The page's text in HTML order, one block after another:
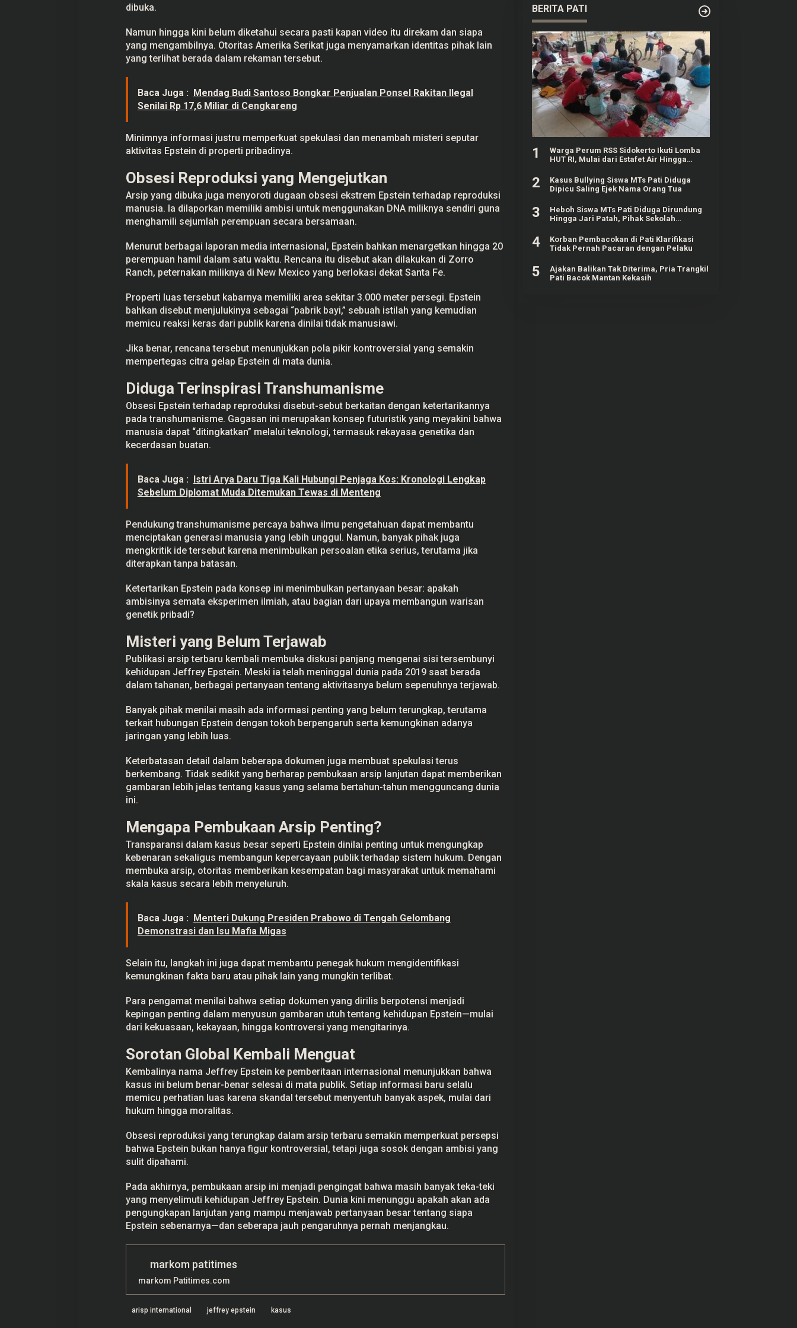
dibuka.
Namun hingga kini belum diketahui secara pasti kapan video itu direkam dan siapa
yang mengambilnya. Otoritas Amerika Serikat juga menyamarkan identitas pihak lain
yang terlihat berada dalam rekaman tersebut.
Baca Juga :
Mendag Budi Santoso Bongkar Penjualan Ponsel Rakitan Ilegal
Senilai Rp 17,6 Miliar di Cengkareng
Minimnya informasi justru memperkuat spekulasi dan menambah misteri seputar
aktivitas Epstein di properti pribadinya.
Obsesi Reproduksi yang Mengejutkan
Arsip yang dibuka juga menyoroti dugaan obsesi ekstrem Epstein terhadap reproduksi
manusia. Ia dilaporkan memiliki ambisi untuk menggunakan DNA miliknya sendiri guna
menghamili sejumlah perempuan secara bersamaan.
Menurut berbagai laporan media internasional, Epstein bahkan menargetkan hingga 20
perempuan hamil dalam satu waktu. Rencana itu disebut akan dilakukan di Zorro
Ranch, peternakan miliknya di New Mexico yang berlokasi dekat Santa Fe.
Properti luas tersebut kabarnya memiliki area sekitar 3.000 meter persegi. Epstein
bahkan disebut menjulukinya sebagai “pabrik bayi,” sebuah istilah yang kemudian
memicu reaksi keras dari publik karena dinilai tidak manusiawi.
Jika benar, rencana tersebut menunjukkan pola pikir kontroversial yang semakin
mempertegas citra gelap Epstein di mata dunia.
Diduga Terinspirasi Transhumanisme
Obsesi Epstein terhadap reproduksi disebut-sebut berkaitan dengan ketertarikannya
pada transhumanisme. Gagasan ini merupakan konsep futuristik yang meyakini bahwa
manusia dapat “ditingkatkan” melalui teknologi, termasuk rekayasa genetika dan
kecerdasan buatan.
Baca Juga :
Istri Arya Daru Tiga Kali Hubungi Penjaga Kos: Kronologi Lengkap
Sebelum Diplomat Muda Ditemukan Tewas di Menteng
Pendukung transhumanisme percaya bahwa ilmu pengetahuan dapat membantu
menciptakan generasi manusia yang lebih unggul. Namun, banyak pihak juga
mengkritik ide tersebut karena menimbulkan persoalan etika serius, terutama jika
diterapkan tanpa batasan.
Ketertarikan Epstein pada konsep ini menimbulkan pertanyaan besar: apakah
ambisinya semata eksperimen ilmiah, atau bagian dari upaya membangun warisan
genetik pribadi?
Misteri yang Belum Terjawab
Publikasi arsip terbaru kembali membuka diskusi panjang mengenai sisi tersembunyi
kehidupan Jeffrey Epstein. Meski ia telah meninggal dunia pada 2019 saat berada
dalam tahanan, berbagai pertanyaan tentang aktivitasnya belum sepenuhnya terjawab.
Banyak pihak menilai masih ada informasi penting yang belum terungkap, terutama
terkait hubungan Epstein dengan tokoh berpengaruh serta kemungkinan adanya
jaringan yang lebih luas.
Keterbatasan detail dalam beberapa dokumen juga membuat spekulasi terus
berkembang. Tidak sedikit yang berharap pembukaan arsip lanjutan dapat memberikan
gambaran lebih jelas tentang kasus yang selama bertahun-tahun mengguncang dunia
ini.
Mengapa Pembukaan Arsip Penting?
Transparansi dalam kasus besar seperti Epstein dinilai penting untuk mengungkap
kebenaran sekaligus membangun kepercayaan publik terhadap sistem hukum. Dengan
membuka arsip, otoritas memberikan kesempatan bagi masyarakat untuk memahami
skala kasus secara lebih menyeluruh.
Baca Juga :
Menteri Dukung Presiden Prabowo di Tengah Gelombang
Demonstrasi dan Isu Mafia Migas
Selain itu, langkah ini juga dapat membantu penegak hukum mengidentifikasi
kemungkinan fakta baru atau pihak lain yang mungkin terlibat.
Para pengamat menilai bahwa setiap dokumen yang dirilis berpotensi menjadi
kepingan penting dalam menyusun gambaran utuh tentang kehidupan Epstein—mulai
dari kekuasaan, kekayaan, hingga kontroversi yang mengitarinya.
Sorotan Global Kembali Menguat
Kembalinya nama Jeffrey Epstein ke pemberitaan internasional menunjukkan bahwa
kasus ini belum benar-benar selesai di mata publik. Setiap informasi baru selalu
memicu perhatian luas karena skandal tersebut menyentuh banyak aspek, mulai dari
hukum hingga moralitas.
Obsesi reproduksi yang terungkap dalam arsip terbaru semakin memperkuat persepsi
bahwa Epstein bukan hanya figur kontroversial, tetapi juga sosok dengan ambisi yang
sulit dipahami.
Pada akhirnya, pembukaan arsip ini menjadi pengingat bahwa masih banyak teka-teki
yang menyelimuti kehidupan Jeffrey Epstein. Dunia kini menunggu apakah akan ada
pengungkapan lanjutan yang mampu menjawab pertanyaan besar tentang siapa
Epstein sebenarnya—dan seberapa jauh pengaruhnya pernah menjangkau.
markom patitimes
markom Patitimes.com
arisp international jeffrey epstein kasus
BERITA PATI
1
Warga Perum RSS Sidokerto Ikuti Lomba
HUT RI, Mulai dari Estafet Air Hingga
2
Kasus Bullying Siswa MTs Pati Diduga
Dipicu Saling Ejek Nama Orang Tua
3
Heboh Siswa MTs Pati Diduga Dirundung
Hingga Jari Patah, Pihak Sekolah
4
Korban Pembacokan di Pati Klarifikasi
Tidak Pernah Pacaran dengan Pelaku
5
Ajakan Balikan Tak Diterima, Pria Trangkil
Pati Bacok Mantan Kekasih